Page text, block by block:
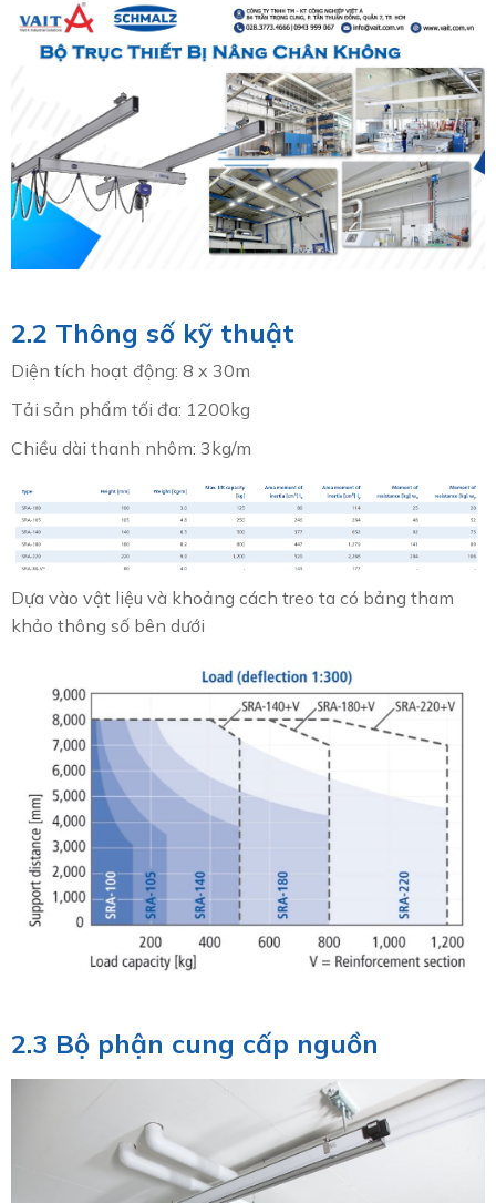
2.2 Thông số kỹ thuật
Diện tích hoạt động: 8 x 30m
Tải sản phẩm tối đa: 1200kg
Chiều dài thanh nhôm: 3kg/m
Dựa vào vật liệu và khoảng cách treo ta có bảng tham
khảo thông số bên dưới
2.3 Bộ phận cung cấp nguồn